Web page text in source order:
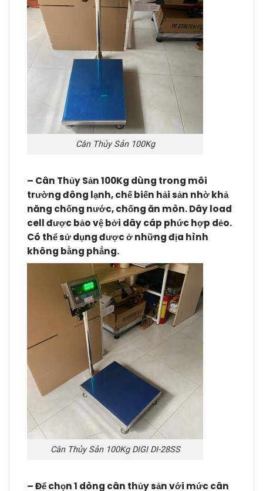
Cân Thủy Sản 100Kg
– Cân Thủy Sản 100Kg dùng trong môi
trường đông lạnh, chế biến hải sản nhờ khả
năng chống nước, chống ăn mòn.Dây load
cell được bảo vệ bởi dây cáp phức hợp dẻo.
Có thể sử dụng được ở những địa hình
không bằng phẳng.
Cân Thủy Sản 100Kg DIGI DI-28SS
– Để chọn 1 dòng cân thủy sản với mức cân